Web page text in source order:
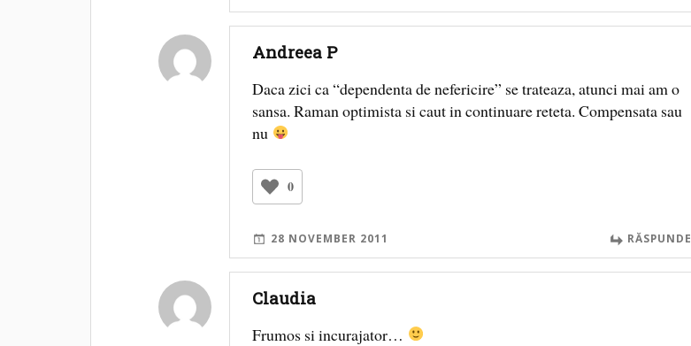
Andreea P
Daca zici ca “dependenta de nefericire” se trateaza, atunci mai am o
sansa. Raman optimista si caut in continuare reteta. Compensata sau
nu
0
28 NOVEMBER 2011 RĂSPUNDE
Claudia
Frumos si incurajator…